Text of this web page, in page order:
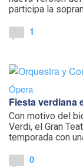
participa la
1
Ópera
Fiesta verdiana
Con motivo del
Verdi, el Gran
temporada con
0